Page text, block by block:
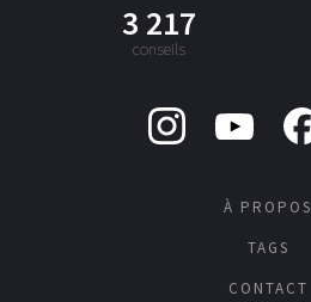
3 217
conseils
À PROPOS
TAGS
CONTACT